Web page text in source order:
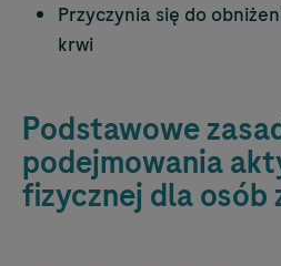
Przyczynia się do
krwi
Podstawowe
podejmowania
fizycznej dla osób